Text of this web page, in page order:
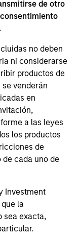
de otro
no deben
ni considerarse
productos de
venderán
en
a las leyes
los productos
de
de cada uno de
Investment
la
sea exacta,
Credit:
Lines